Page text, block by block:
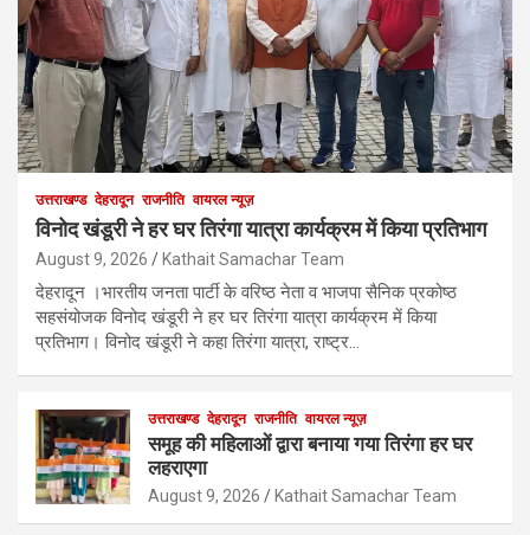
उत्तराखण्ड देहरादून राजनीति वायरल न्यूज़
विनोद खंडूरी ने हर घर तिरंगा यात्रा कार्यक्रम में किया प्रतिभाग
August 9, 2026 Kathait Samachar Team
देहरादून ।भारतीय जनता पार्टी के वरिष्ठ नेता व भाजपा सैनिक प्रकोष्ठ
सहसंयोजक विनोद खंडूरी ने हर घर तिरंगा यात्रा कार्यक्रम में किया
प्रतिभाग। विनोद खंडूरी ने कहा तिरंगा यात्रा, राष्ट्र…
उत्तराखण्ड देहरादून राजनीति वायरल न्यूज़
समूह की महिलाओं द्वारा बनाया गया तिरंगा हर घर
लहराएगा
August 9, 2026 Kathait Samachar Team